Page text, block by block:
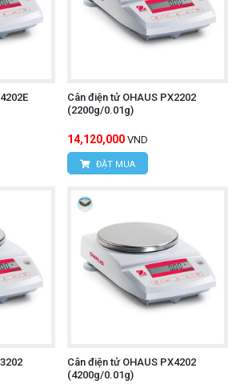
Cân điện tử OHAUS PX2202
(2200g/0.01g)
14,120,000 VND
ĐẶT MUA
Cân điện tử OHAUS PX4202
(4200g/0.01g)